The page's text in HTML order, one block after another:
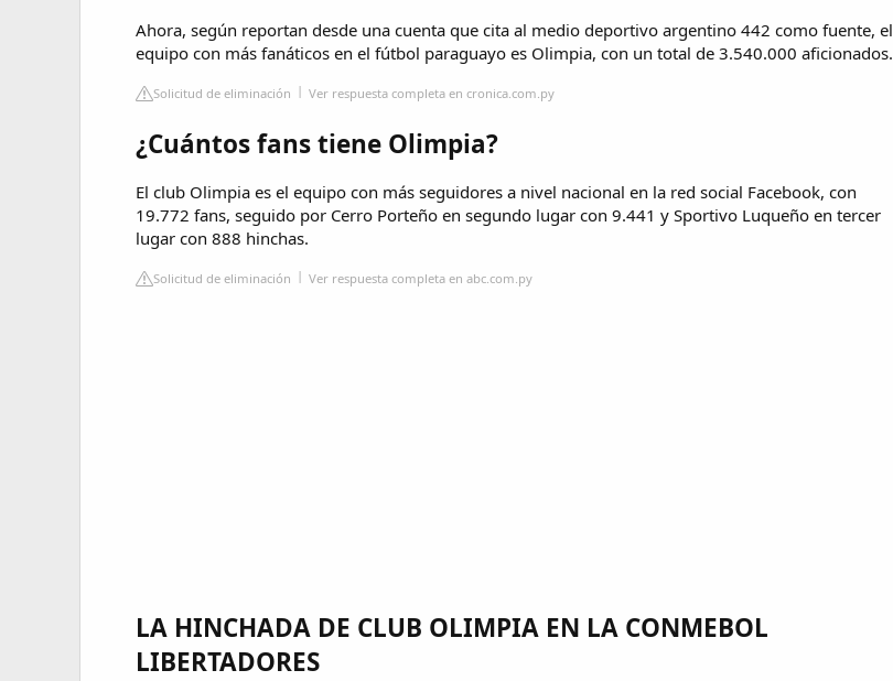
Ahora, según reportan desde una cuenta que cita al medio deportivo argentino 442 como fuente, el
equipo con más fanáticos en el fútbol paraguayo es Olimpia, con un total de 3.540.000 aficionados.
Solicitud de eliminación Ver respuesta completa en cronica.com.py
¿Cuántos fans tiene Olimpia?
El club Olimpia es el equipo con más seguidores a nivel nacional en la red social Facebook, con
19.772 fans, seguido por Cerro Porteño en segundo lugar con 9.441 y Sportivo Luqueño en tercer
lugar con 888 hinchas.
Solicitud de eliminación Ver respuesta completa en abc.com.py
LA HINCHADA DE CLUB OLIMPIA EN LA CONMEBOL
LIBERTADORES